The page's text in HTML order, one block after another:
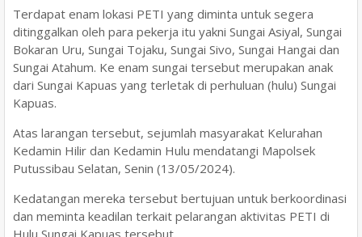
Terdapat enam lokasi PETI yang diminta untuk segera
ditinggalkan oleh para pekerja itu yakni Sungai Asiyal, Sungai
Bokaran Uru, Sungai Tojaku, Sungai Sivo, Sungai Hangai dan
Sungai Atahum. Ke enam sungai tersebut merupakan anak
dari Sungai Kapuas yang terletak di perhuluan (hulu) Sungai
Kapuas.
Atas larangan tersebut, sejumlah masyarakat Kelurahan
Kedamin Hilir dan Kedamin Hulu mendatangi Mapolsek
Putussibau Selatan, Senin (13/05/2024).
Kedatangan mereka tersebut bertujuan untuk berkoordinasi
dan meminta keadilan terkait pelarangan aktivitas PETI di
Hulu Sungai Kapuas tersebut.